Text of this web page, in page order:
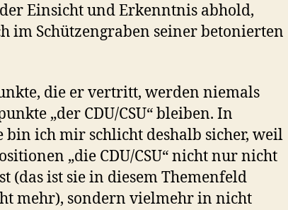
Einsicht und Erkenntnis abhold,
im Schützengraben seiner betonierten
die er vertritt, werden niemals
„der CDU/CSU“ bleiben. In
bin ich mir schlicht deshalb sicher, weil
„die CDU/CSU“ nicht nur nicht
(das ist sie in diesem Themenfeld
mehr), sondern vielmehr in nicht